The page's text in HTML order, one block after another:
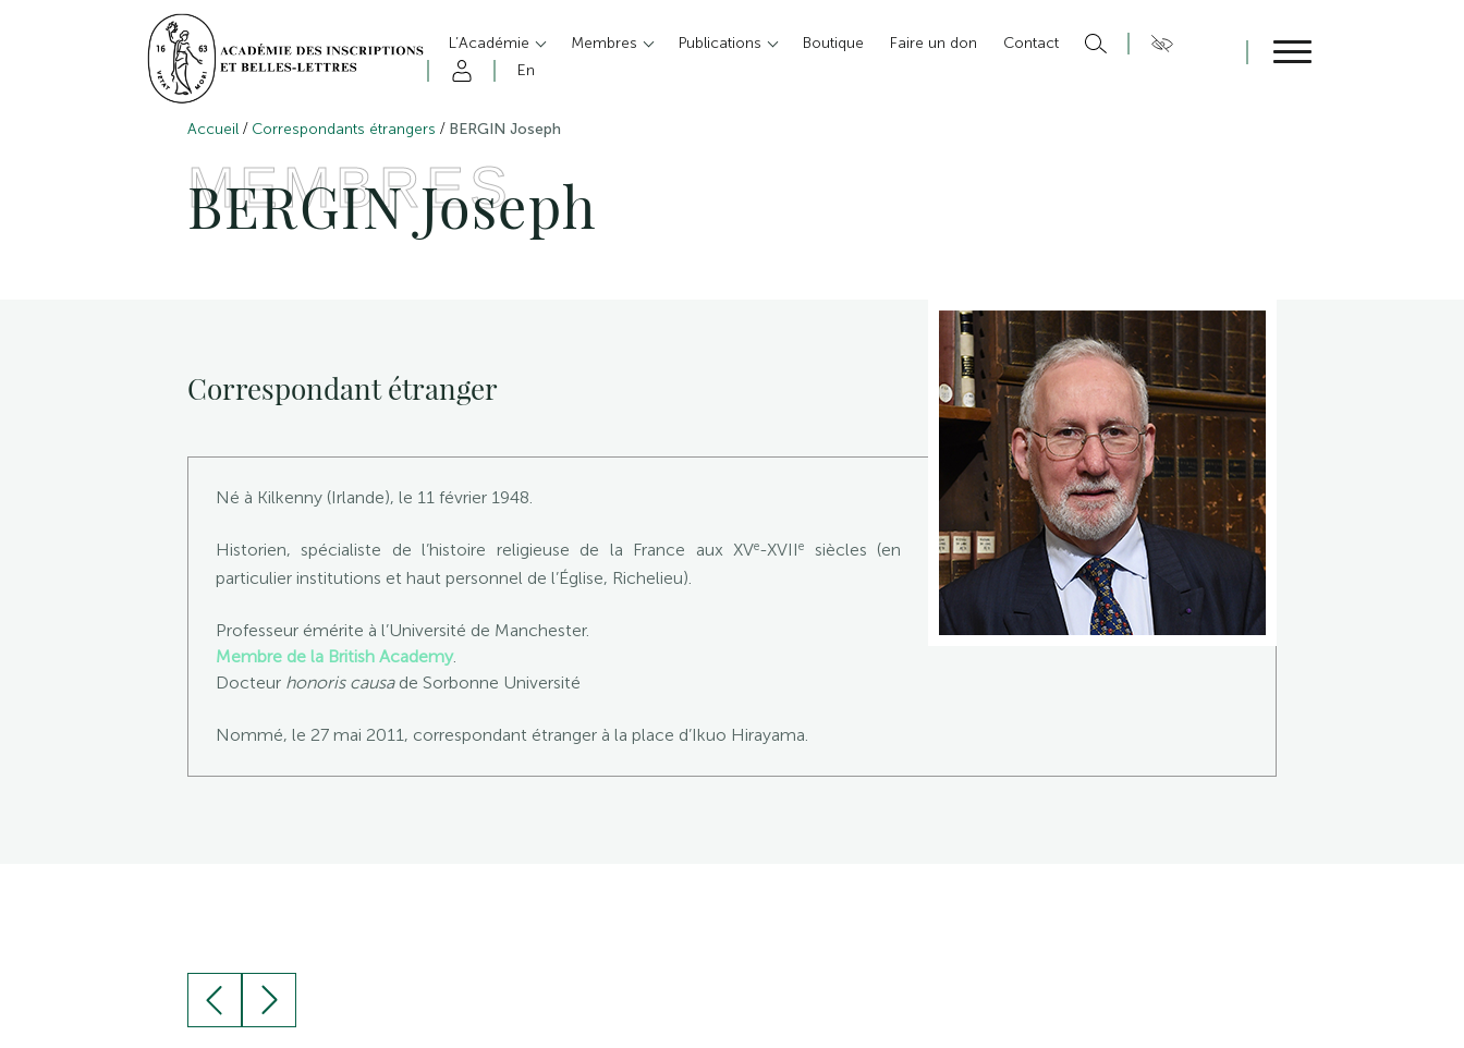
L’Académie Membres Publications Boutique Faire un don
Contact
En
Accueil / Correspondants étrangers / BERGIN Joseph
MEMBRES
BERGIN Joseph
Correspondant étranger
Né à Kilkenny (Irlande), le 11 février 1948.
Historien, spécialiste de l’histoire religieuse de la France aux XVe-XVIIe
siècles (en
particulier institutions et haut personnel de l’Église, Richelieu).
Professeur émérite à l’Université de Manchester.
Membre de la British Academy.
Docteur honoris causade Sorbonne Université
Nommé, le 27 mai 2011, correspondant étranger à la place d’Ikuo Hirayama.